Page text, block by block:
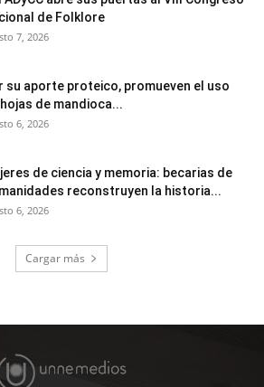
de Folklore
7, 2026
su aporte proteico, promueven el uso
de mandioca...
6, 2026
de ciencia y memoria: becarias de
reconstruyen la historia...
6, 2026
Cargar más